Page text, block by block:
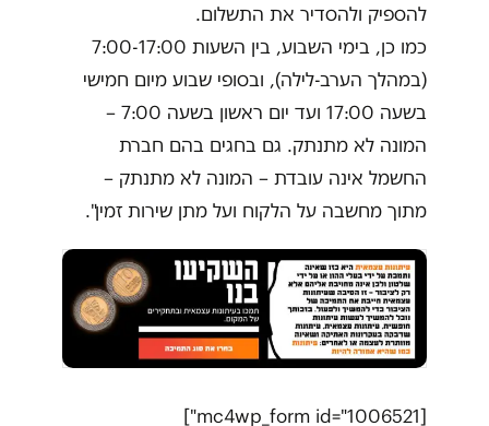
להספיק ולהסדיר את התשלום.
כמו כן, בימי השבוע, בין השעות 7:00-17:00
(במהלך הערב-לילה), ובסופי שבוע מיום חמישי
בשעה 17:00 ועד יום ראשון בשעה 7:00 –
המונה לא מתנתק. גם בחגים בהם חברת
החשמל אינה עובדת – המונה לא מתנתק –
מתוך מחשבה על הלקוח ועל מתן שירות זמין".
[mc4wp_form id="1006521"]